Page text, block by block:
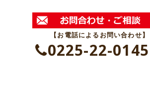
【お電話によるお問い合わせ】
0225-22-0145